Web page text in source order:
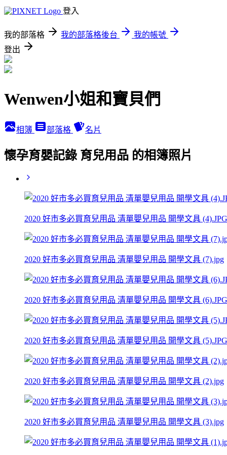
登入
我的部落格 我的部落格後台
我的帳號
登出
Wenwen小姐和寶貝們
相簿 部落格 名片
懷孕育嬰記錄 育兒用品 的相簿照片
2020 好市多必買育兒用品 清單嬰兒用品 開學文具 (4).JPG
2020 好市多必買育兒用品 清單嬰兒用品 開學文具 (7).jpg
2020 好市多必買育兒用品 清單嬰兒用品 開學文具 (6).JPG
2020 好市多必買育兒用品 清單嬰兒用品 開學文具 (5).JPG
2020 好市多必買育兒用品 清單嬰兒用品 開學文具 (2).jpg
2020 好市多必買育兒用品 清單嬰兒用品 開學文具 (3).jpg